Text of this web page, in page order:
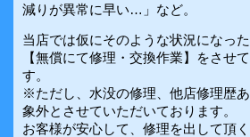
減りが異常に早い…」など。
当店では仮にそのような状況になっ
【無償にて修理・交換作業】をさせ
す。
※ただし、水没の修理、他店修理歴
象外とさせていただいております。
お客様が安心して、修理を出して頂